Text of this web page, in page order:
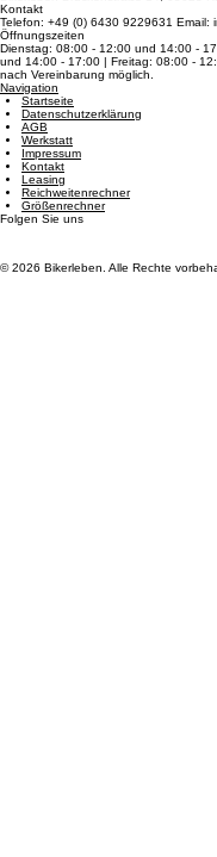
Kontakt & Anfahrt
Standort
Bikerleben Brückenstraße 14, 65623
Kontakt
Telefon: +49 (0) 6430 9229631 Email:
Öffnungszeiten
Dienstag: 08:00 - 12:00 und 14:00 -
und 14:00 - 17:00 | Freitag: 08:00 -
nach Vereinbarung möglich.
Navigation
Startseite
Datenschutzerklärung
AGB
Werkstatt
Impressum
Kontakt
Leasing